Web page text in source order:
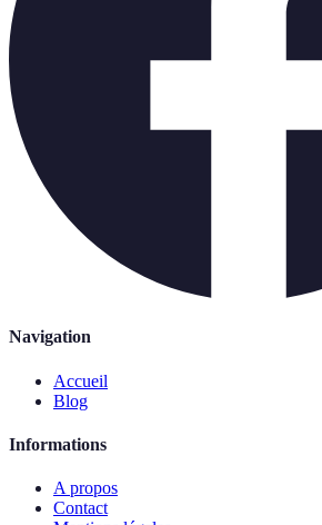
Navigation
Accueil
Blog
Informations
A propos
Contact